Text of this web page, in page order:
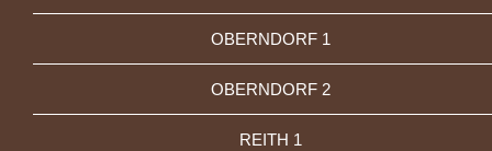
OBERNDORF 1
OBERNDORF 2
REITH 1